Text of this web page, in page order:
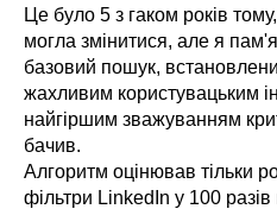
Це було 5 з гаком років
могла змінитися, але я
базовий пошук,
жахливим користувацьким
найгіршим зважуванням
бачив.
Алгоритм оцінював тільки
фільтри LinkedIn у 100